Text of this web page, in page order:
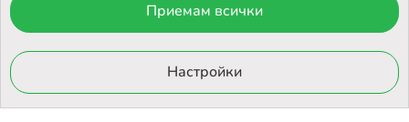
© 2026 Otrovi.com. Всички права запазени ™ |Карта на сайта
Онлайн магазин
Приемам всички
Настройки